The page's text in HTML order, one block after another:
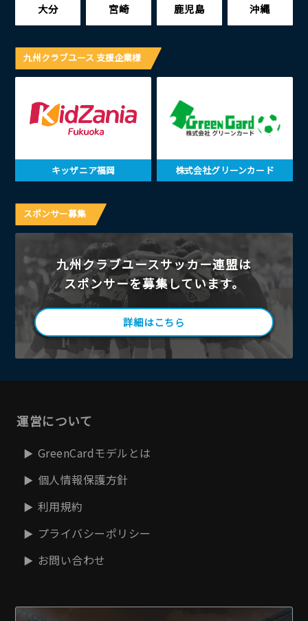
大分 宮崎 鹿児島 沖縄
九州クラブユース 支援企業様
キッザニア福岡 株式会社グリーンカード
スポンサー募集
九州クラブユースサッカー連盟は
スポンサーを募集しています。
詳細はこちら
運営について
GreenCardモデルとは
個人情報保護方針
利用規約
プライバシーポリシー
お問い合わせ